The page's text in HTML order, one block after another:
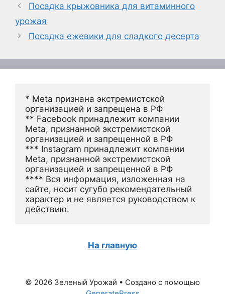
Посадка крыжовника для витаминного
урожая
Посадка ежевики для сладкого десерта
* Meta признана экстремистской
организацией и запрещена в РФ
** Facebook принадлежит компании
Meta, признанной экстремистской
организацией и запрещенной в РФ
*** Instagram принадлежит компании
Meta, признанной экстремистской
организацией и запрещенной в РФ
**** Вся информация, изложенная на
сайте, носит сугубо рекомендательный
характер и не является руководством к
действию.
На главную
© 2026 Зеленый Урожай • Создано с помощью